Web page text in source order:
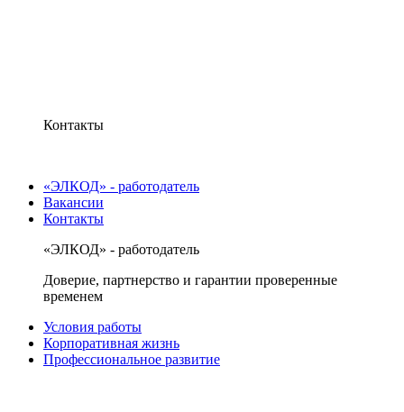
Контакты
«ЭЛКОД» - работодатель
Вакансии
Контакты
«ЭЛКОД» - работодатель
Доверие, партнерство и гарантии проверенные
временем
Условия работы
Корпоративная жизнь
Профессиональное развитие